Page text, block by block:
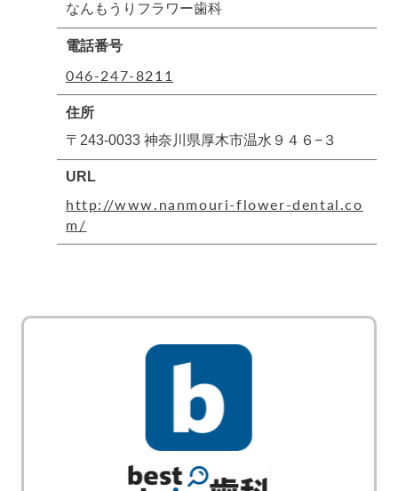
なんもうりフラワー歯科
電話番号
046-247-8211
住所
〒243-0033 神奈川県厚木市温水９４６−３
URL
http://www.nanmouri-flower-dental.co
m/